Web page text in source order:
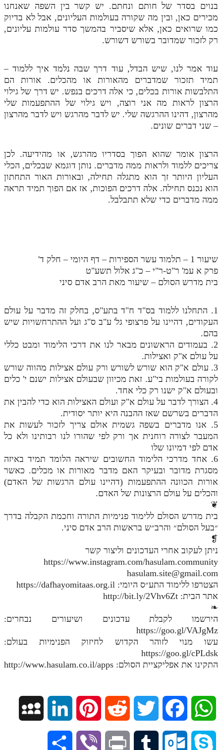
בנוים בסדר של חותם ונחתם. יש קשר בין השפה שאנחנו
מכירים כאן, ובין מה שקורה בעולמות העליונים, אבל לא בדיוק
כמו שרואים כאן, אלא שיסביר בהמשך סדר עולמות עליונים,
רק לזכור שמדובר בשורש דשורש.
עוד אמר לנו, שיש הבדל, עוד דרך שבה נלמד איך ללמוד –
תמיד תזכור שמדברים מהאורות או מהכלים. אורות הם
התלבשות אורות בכלים, כי אלה דרכים בנפש. יש דרך של גילוי
הרצון לראות מה אני רוצה, ויש גילוי של ההתפעמות שלי
מהרצון, דהינו ההרגשה שלי. יש לדבר מהרגש ויש לדבר מהרצון
– שני דברים שונים.
הרצון אומר שהוא הפוך בסדריו מהרגש, או מהידיעה. לכן
צריכים ללמוד ולראות ממה מדברים. נותן דוגמא שבכלים, הכלי
העליון היותר זך הוא מתגלה תחילה, ובאורות האור התחתון
הוא נכנס תחילה. אלה דרכים הפוכות, אז אם הפוך תמיד תראה
ממה מדברים כדי שלא תתבלבל.
שיעור 1 – תלמוד עשר הספירות – דף היומי – חלק ד'
פרק א עמ' ר"ט-ר"י – כ"ג אלול תשע"ט
בית מדרש הסולם – שיעור מאת הרב אדם סיני
1. התחלנו ללמוד בס"ד ח"ד בתע"ס, בחלק זה מדבר על עולם
העקודים, דהיינו על פרצופי גל' ע"ב ס"ג ועל ההתרחשויות שיש
בהם.
2. בעמודים הראשונים מבאר לנו את דרכי הלימוד ומבט כללי
על עולם א"ק ואצילות.
3. עולם א"ק הוא שורש לשורש ורק עולם אצילות מהווה שורש
לקורה בעולמות בי"ע. זאת מכיוון שבעולם אצילות ישנם י' כלים
ובעולם א"ק ישנו רק כלי אחד.
4. הצורך לדבר על עולם א"ק ועולם האצילות הוא כדי להבין את
הדברים בשרשם שאז ההבנה היא יותר יסודית.
5. אנו מדברים בשפה גשמית אולם צריך לזכור לעשות את
המעבר לצורה רוחנית אך ורק לפי שהורו לנו רבותינו ולא כל
אדם לפי דמיונו שלו
6. אחד מדרכי הלימוד החשובים שיראה הלומד תמיד באיזה
מסגרת מדובר ובעיקר האם מדבר מאורות או מכלים. כאשר
אורות הכוונה ההתפעמות (דהיינו עולם הרגשות של האדם)
והכלים על עולם הרצונות של האדם.
❦
בית מדרש הסולם ללימוד פנימיות התורה וחכמת הקבלה בדרך
״בעל הסולם״ והרב״ש בראשות הרב אדם סיני.
❡
ניתן לעקוב אחרי העדכונים וליצור קשר
https://www.instagram.com/hasulam.community
hasulam.site@gmail.com
הצטרפו ללימוד התע״ס היומי: https://dafhayomitaas.org.il
אתר הבית: http://bit.ly/2Vhv6Zt
❧
הירשמו לקבלת עדכונים ושיעורים נבחרים:
https://goo.gl/VAJgMz
עשו מנוי לזוהר הקדוש לחיזוק הפנימיות בעולם:
https://goo.gl/cPLdsk
התקינו את אפליקציית הסולם: http://www.hasulam.co.il/apps
W
w